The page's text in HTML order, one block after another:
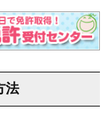
法